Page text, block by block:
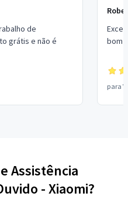
de
grátis e não é
bom
para
Assistência
- Xiaomi?